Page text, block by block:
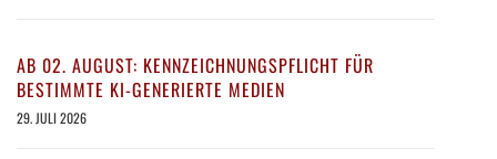
AB 02. AUGUST: KENNZEICHNUNGSPFLICHT FÜR
BESTIMMTE KI-GENERIERTE MEDIEN
29. JULI 2026